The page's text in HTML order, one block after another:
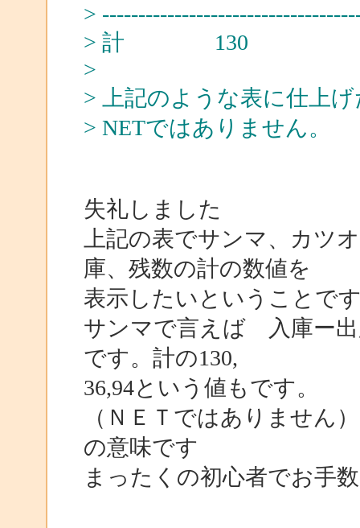
>
> 計
>
> 上記のような表に仕上
> NETではありません。
失礼しました
上記の表でサンマ、カツ
庫、残数の計の数値を
表示したいということで
サンマで言えば 入庫ー出
です。計の130,
36,94という値もです。
（ＮＥＴではありません
の意味です
まったくの初心者でお手